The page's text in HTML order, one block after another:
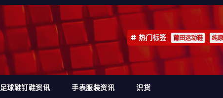
热门标签 莆田运动鞋 纯
足球鞋钉鞋资讯 手表服装资讯 识货